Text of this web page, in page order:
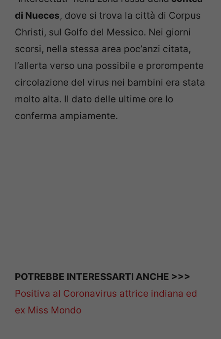
di Nueces, dove si trova la città di Corpus
Christi, sul Golfo del Messico. Nei giorni
scorsi, nella stessa area poc’anzi citata,
l’allerta verso una possibile e prorompente
circolazione del virus nei bambini era stata
molto alta. Il dato delle ultime ore lo
conferma ampiamente.
POTREBBE INTERESSARTI ANCHE >>>
Positiva al Coronavirus attrice indiana ed
ex Miss Mondo